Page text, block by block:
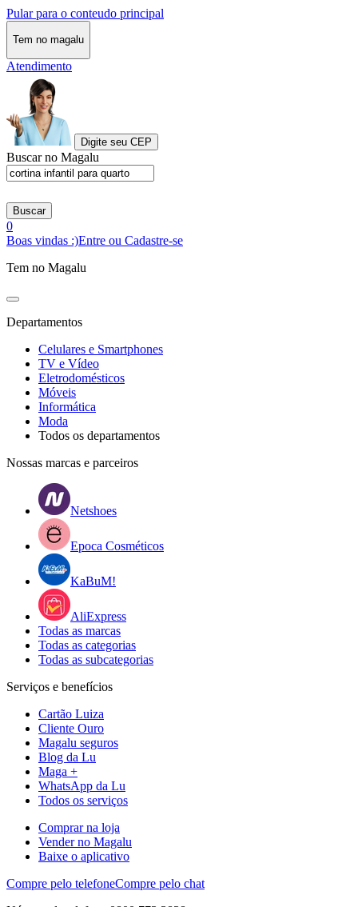
Pular para o conteudo principal
Tem no magalu
Atendimento
Digite seu CEP
Buscar no Magalu
Buscar
0
Boas vindas :)Entre ou Cadastre-se
Tem no Magalu
Departamentos
Celulares e Smartphones
TV e Vídeo
Eletrodomésticos
Móveis
Informática
Moda
Todos os departamentos
Nossas marcas e parceiros
Netshoes
Epoca Cosméticos
KaBuM!
AliExpress
Todas as marcas
Todas as categorias
Todas as subcategorias
Serviços e benefícios
Cartão Luiza
Cliente Ouro
Magalu seguros
Blog da Lu
Maga +
WhatsApp da Lu
Todos os serviços
Comprar na loja
Vender no Magalu
Baixe o aplicativo
Compre pelo telefoneCompre pelo chat